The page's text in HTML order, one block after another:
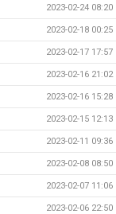
2023-02-24 08:20
2023-02-18 00:25
2023-02-17 17:57
2023-02-16 21:02
2023-02-16 15:28
2023-02-15 12:13
2023-02-11 09:36
2023-02-08 08:50
2023-02-07 11:06
2023-02-06 22:50